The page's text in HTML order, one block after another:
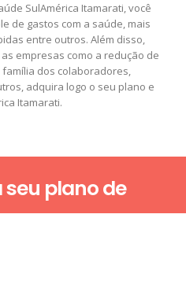
SulAmérica Itamarati, você
de gastos com a saúde, mais
entre outros. Além disso,
empresas como a redução de
dos colaboradores,
adquira logo o seu plano e
Itamarati.
plano de